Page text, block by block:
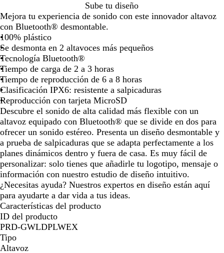
e
g
r
o
s
ó
l
i
d
o
Sube tu diseño
Mejora tu experiencia de sonido con este innovador altavoz
con Bluetooth® desmontable.
100% plástico
Se desmonta en 2 altavoces más pequeños
Tecnología Bluetooth®
Tiempo de carga de 2 a 3 horas
Tiempo de reproducción de 6 a 8 horas
Clasificación IPX6: resistente a salpicaduras
Reproducción con tarjeta MicroSD
Descubre el sonido de alta calidad más flexible con un
altavoz equipado con Bluetooth® que se divide en dos para
ofrecer un sonido estéreo. Presenta un diseño desmontable y
a prueba de salpicaduras que se adapta perfectamente a los
planes dinámicos dentro y fuera de casa. Es muy fácil de
personalizar: solo tienes que añadirle tu logotipo, mensaje o
información con nuestro estudio de diseño intuitivo.
¿Necesitas ayuda? Nuestros expertos en diseño están aquí
para ayudarte a dar vida a tus ideas.
Características del producto
ID del producto
PRD-GWLDPLWEX
Tipo
Altavoz